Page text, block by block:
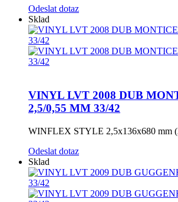
Odeslat dotaz
Sklad
VINYL LVT 2008 DUB
2,5/0,55 MM 33/42
WINFLEX STYLE 2,5x136x680 mm
Odeslat dotaz
Sklad